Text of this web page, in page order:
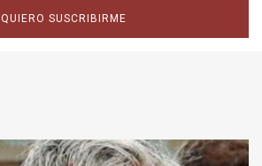
QUIERO SUSCRIBIRME